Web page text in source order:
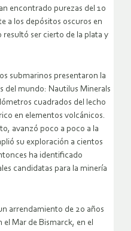
encontrado purezas del 10
a los depósitos oscuros en
ser cierto de la plata y
submarinos presentaron la
del mundo: Nautilus Minerals
cuadrados del lecho
en elementos volcánicos.
avanzó poco a poco a la
su exploración a cientos
ha identificado
candidatas para la minería
arrendamiento de 20 años
Mar de Bismarck, en el